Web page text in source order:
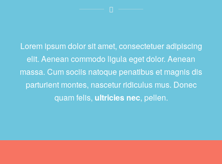
Lorem ipsum dolor sit amet, consectetuer adipiscing
elit. Aenean commodo ligula eget dolor. Aenean
massa. Cum sociis natoque penatibus et magnis dis
parturient montes, nascetur ridiculus mus. Donec
quam felis, ultricies nec, pellen.